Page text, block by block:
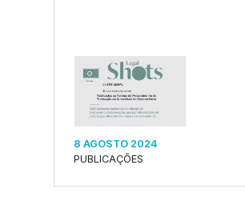
8 AGOSTO 2024
PUBLICAÇÕES